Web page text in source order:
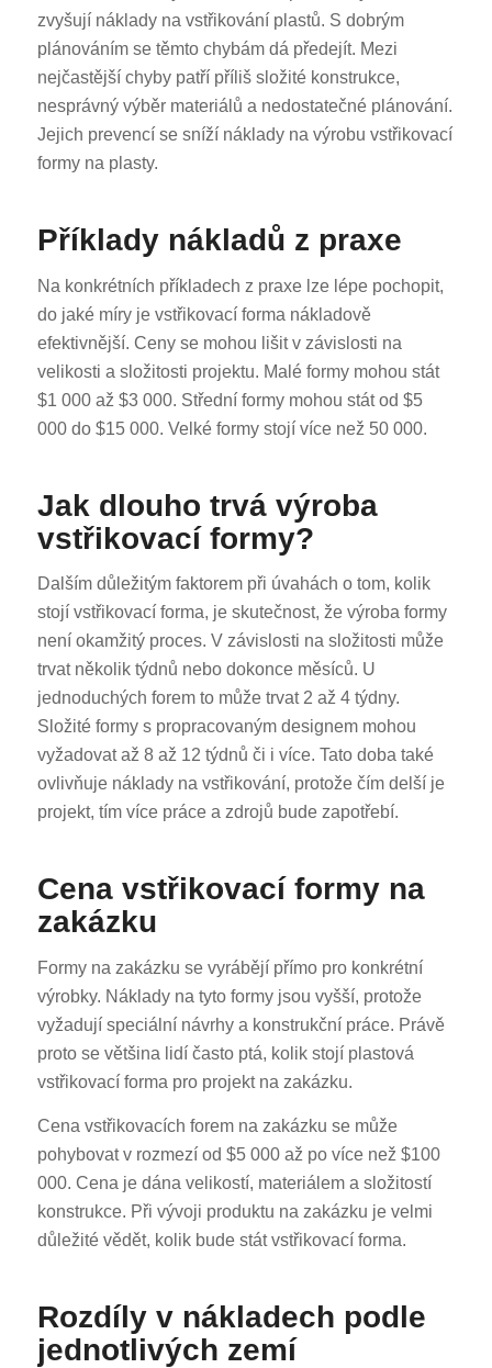
zvyšují náklady na vstřikování plastů. S dobrým
plánováním se těmto chybám dá předejít. Mezi
nejčastější chyby patří příliš složité konstrukce,
nesprávný výběr materiálů a nedostatečné plánování.
Jejich prevencí se sníží náklady na výrobu vstřikovací
formy na plasty.
Příklady nákladů z praxe
Na konkrétních příkladech z praxe lze lépe pochopit,
do jaké míry je vstřikovací forma nákladově
efektivnější. Ceny se mohou lišit v závislosti na
velikosti a složitosti projektu. Malé formy mohou stát
$1 000 až $3 000. Střední formy mohou stát od $5
000 do $15 000. Velké formy stojí více než 50 000.
Jak dlouho trvá výroba
vstřikovací formy?
Dalším důležitým faktorem při úvahách o tom, kolik
stojí vstřikovací forma, je skutečnost, že výroba formy
není okamžitý proces. V závislosti na složitosti může
trvat několik týdnů nebo dokonce měsíců. U
jednoduchých forem to může trvat 2 až 4 týdny.
Složité formy s propracovaným designem mohou
vyžadovat až 8 až 12 týdnů či i více. Tato doba také
ovlivňuje náklady na vstřikování, protože čím delší je
projekt, tím více práce a zdrojů bude zapotřebí.
Cena vstřikovací formy na
zakázku
Formy na zakázku se vyrábějí přímo pro konkrétní
výrobky. Náklady na tyto formy jsou vyšší, protože
vyžadují speciální návrhy a konstrukční práce. Právě
proto se většina lidí často ptá, kolik stojí plastová
vstřikovací forma pro projekt na zakázku.
Cena vstřikovacích forem na zakázku se může
pohybovat v rozmezí od $5 000 až po více než $100
000. Cena je dána velikostí, materiálem a složitostí
konstrukce. Při vývoji produktu na zakázku je velmi
důležité vědět, kolik bude stát vstřikovací forma.
Rozdíly v nákladech podle
jednotlivých zemí